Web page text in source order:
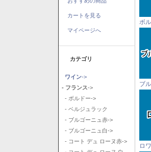
カートを見る
マイページへ
カテゴリ
ワイン->
- フランス->
- ボルドー->
- ベルジュラック
- ブルゴーニュ赤->
- ブルゴーニュ白->
- コート デュ ローヌ赤->
ボ
ブ
ロ